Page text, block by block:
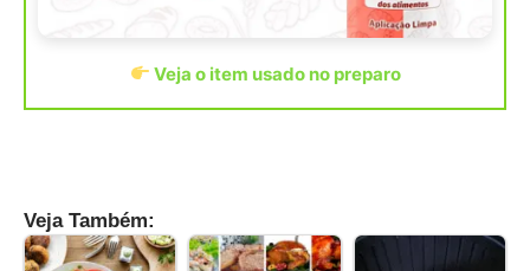
Veja o item usado no preparo
Veja Também: